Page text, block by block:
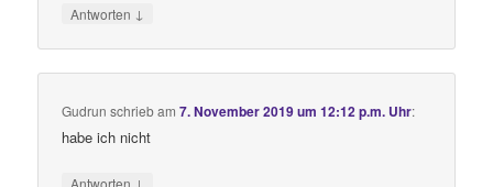
Antworten ↓
Gudrun schriebam7. November 2019 um 12:12 p.m. Uhr:
habe ich nicht
↓